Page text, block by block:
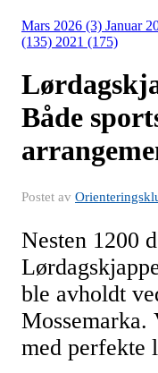
Mars 2026 (3) Januar
(135) 2021 (175)
Både
Postet av
Nesten 1200
ble avholdt
Mossemarka.
med perfekte